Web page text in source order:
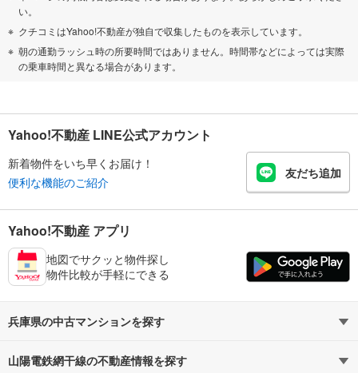
い。
クチコミはYahoo!不動産が独自で収集したものを表示しています。
朝の通勤ラッシュ時の所要時間ではありません。時間帯などによっては実際
の乗車時間と異なる場合があります。
Yahoo!不動産 LINE公式アカウント
新着物件をいち早くお届け！
便利な機能のご紹介
友だち追加
Yahoo!不動産 アプリ
地図でサクッと物件探し
物件比較が手軽にできる
兵庫県の中古マンションを探す
路線・駅から探す
山陽電鉄網干線の不動産情報を探す